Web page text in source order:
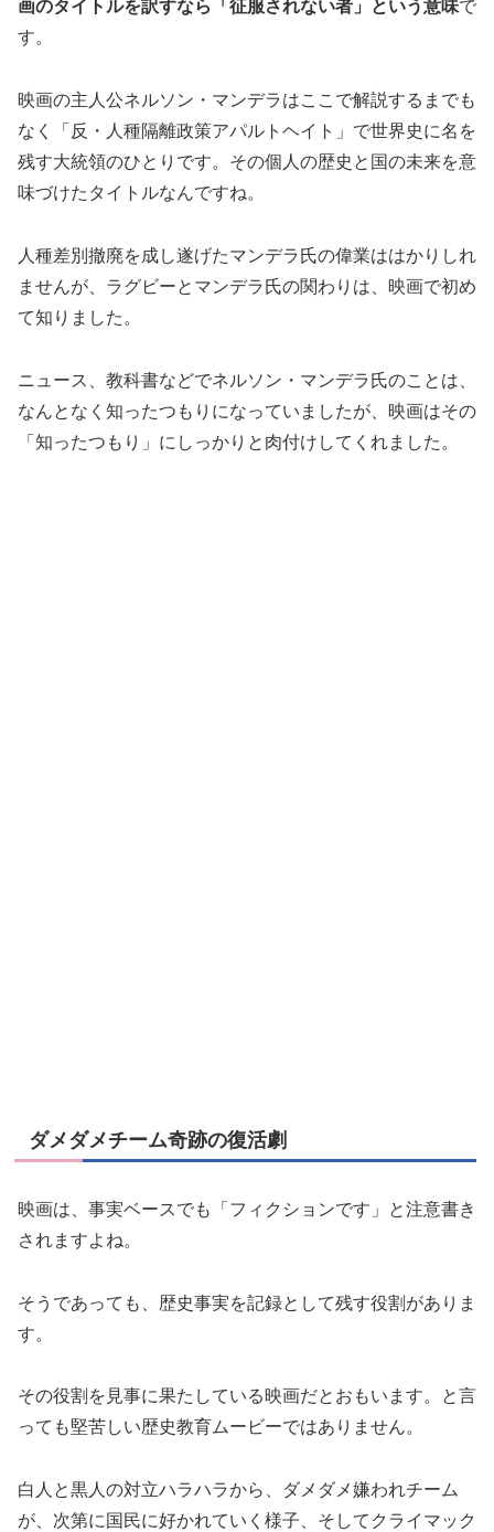
画のタイトルを訳すなら「征服されない者」という意味で
す。
映画の主人公ネルソン・マンデラはここで解説するまでも
なく「反・人種隔離政策アパルトヘイト」で世界史に名を
残す大統領のひとりです。その個人の歴史と国の未来を意
味づけたタイトルなんですね。
人種差別撤廃を成し遂げたマンデラ氏の偉業ははかりしれ
ませんが、ラグビーとマンデラ氏の関わりは、映画で初め
て知りました。
ニュース、教科書などでネルソン・マンデラ氏のことは、
なんとなく知ったつもりになっていましたが、映画はその
「知ったつもり」にしっかりと肉付けしてくれました。
ダメダメチーム奇跡の復活劇
映画は、事実ベースでも「フィクションです」と注意書き
されますよね。
そうであっても、歴史事実を記録として残す役割がありま
す。
その役割を見事に果たしている映画だとおもいます。と言
っても堅苦しい歴史教育ムービーではありません。
白人と黒人の対立ハラハラから、ダメダメ嫌われチーム
が、次第に国民に好かれていく様子、そしてクライマック